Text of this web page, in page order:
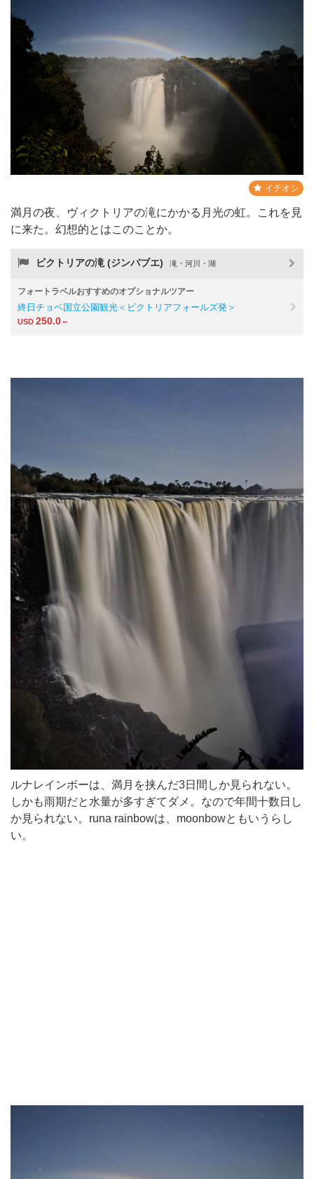
イチオシ
満月の夜、ヴィクトリアの滝にかかる月光の虹。これを見
に来た。幻想的とはこのことか。
ビクトリアの滝 (ジンバブエ) 滝・河川・湖
フォートラベルおすすめのオプショナルツアー
終日チョベ国立公園観光＜ビクトリアフォールズ発＞
USD 250.0～
ルナレインボーは、満月を挟んだ3日間しか見られない。
しかも雨期だと水量が多すぎてダメ。なので年間十数日し
か見られない。runa rainbowは、moonbowともいうらし
い。